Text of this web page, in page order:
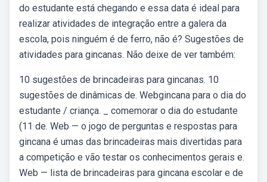
do estudante está chegando e essa data é ideal para
realizar atividades de integração entre a galera da
escola, pois ninguém é de ferro, não é? Sugestões de
atividades para gincanas. Não deixe de ver também:
10 sugestões de brincadeiras para gincanas. 10
sugestões de dinâmicas de. Webgincana para o dia do
estudante / criança. _ comemorar o dia do estudante
(11 de. Web — o jogo de perguntas e respostas para
gincana é umas das brincadeiras mais divertidas para
a competição e vão testar os conhecimentos gerais e.
Web — lista de brincadeiras para gincana escolar e de